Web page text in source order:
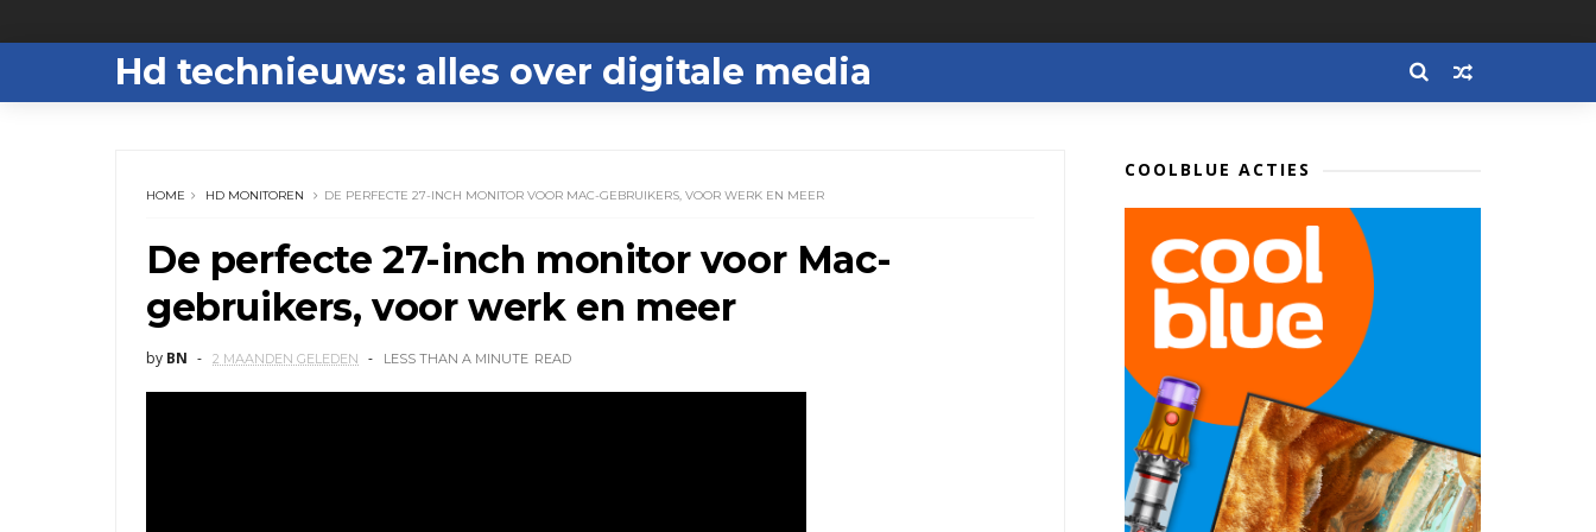
Hd technieuws: alles over digitale media
HOME HD MONITOREN DE PERFECTE 27-INCH MONITOR VOOR MAC-GEBRUIKERS, VOOR WERK EN MEER
De perfecte 27-inch monitor voor Mac-
gebruikers, voor werk en meer
by BN 2 MAANDEN GELEDEN LESS THAN A MINUTE READ
COOLBLUE ACTIES